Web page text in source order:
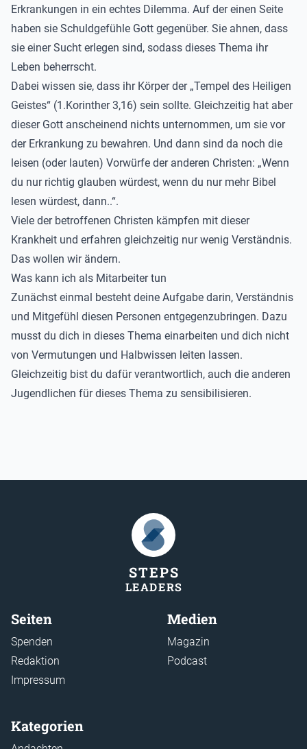
Erkrankungen in ein echtes Dilemma. Auf der einen Seite
haben sie Schuldgefühle Gott gegenüber. Sie ahnen, dass
sie einer Sucht erlegen sind, sodass dieses Thema ihr
Leben beherrscht.
Dabei wissen sie, dass ihr Körper der „Tempel des Heiligen
Geistes“ (1.Korinther 3,16) sein sollte. Gleichzeitig hat aber
dieser Gott anscheinend nichts unternommen, um sie vor
der Erkrankung zu bewahren. Und dann sind da noch die
leisen (oder lauten) Vorwürfe der anderen Christen: „Wenn
du nur richtig glauben würdest, wenn du nur mehr Bibel
lesen würdest, dann..“.
Viele der betroffenen Christen kämpfen mit dieser
Krankheit und erfahren gleichzeitig nur wenig Verständnis.
Das wollen wir ändern.
Was kann ich als Mitarbeiter tun
Zunächst einmal besteht deine Aufgabe darin, Verständnis
und Mitgefühl diesen Personen entgegenzubringen. Dazu
musst du dich in dieses Thema einarbeiten und dich nicht
von Vermutungen und Halbwissen leiten lassen.
Gleichzeitig bist du dafür verantwortlich, auch die anderen
Jugendlichen für dieses Thema zu sensibilisieren.
STEPS
LEADERS
Seiten
Spenden
Redaktion
Impressum
Medien
Magazin
Podcast
Kategorien